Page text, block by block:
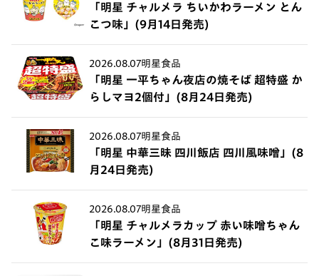
「明星 チャルメラ ちいかわラーメン とん
こつ味」(9月14日発売)
2026.08.07明星食品
「明星 一平ちゃん夜店の焼そば 超特盛 か
らしマヨ2個付」(8月24日発売)
2026.08.07明星食品
「明星 中華三昧 四川飯店 四川風味噌」(8
月24日発売)
2026.08.07明星食品
「明星 チャルメラカップ 赤い味噌ちゃん
こ味ラーメン」(8月31日発売)